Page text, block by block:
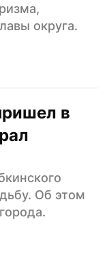
округа.
в
Об этом